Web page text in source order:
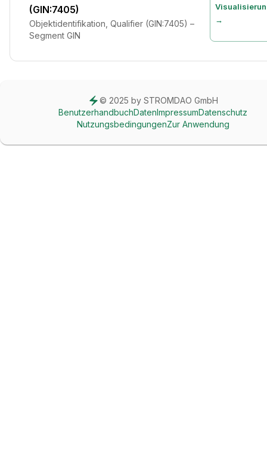
(GIN:7405)
Objektidentifikation, Qualifier (GIN:7405) –
Segment GIN
→
© 2025 by STROMDAO GmbH
BenutzerhandbuchDatenImpressumDatenschutz
NutzungsbedingungenZur Anwendung